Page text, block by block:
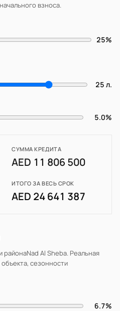
взноса.
25%
25 л.
5.0%
СУММА КРЕДИТА
AED 11 806 500
ИТОГО ЗА ВЕСЬ СРОК
AED 24 641 387
районаNad Al Sheba. Реальная
сезонности
6.7%